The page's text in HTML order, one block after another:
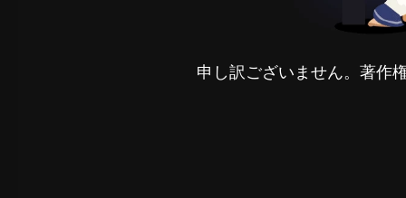
申し訳ございません。著作